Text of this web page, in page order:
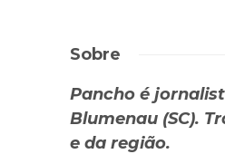
Sobre
Pancho é
Blumenau (SC).
e da região.